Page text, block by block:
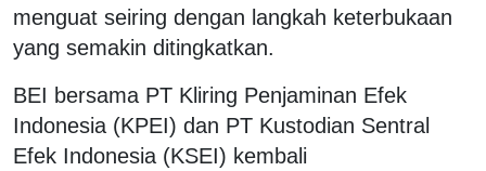
menguat seiring dengan langkah keterbukaan
yang semakin ditingkatkan.
BEI bersama PT Kliring Penjaminan Efek
Indonesia (KPEI) dan PT Kustodian Sentral
Efek Indonesia (KSEI) kembali